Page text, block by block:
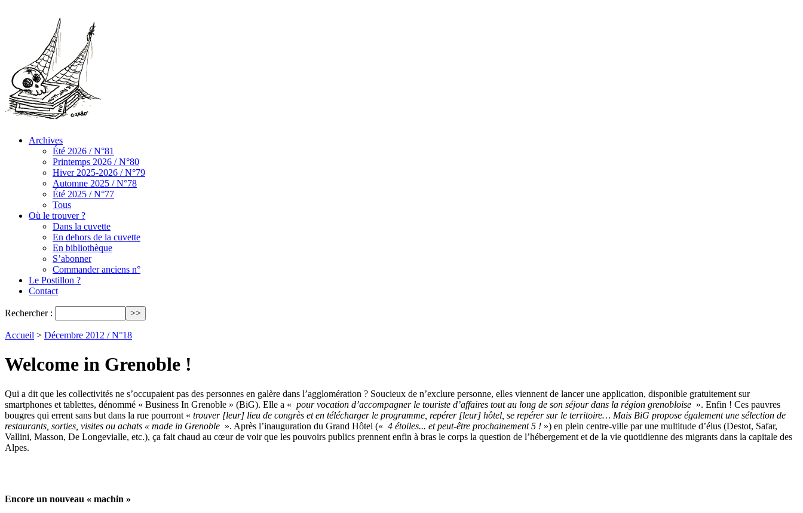
Archives
Été 2026 / N°81
Printemps 2026 / N°80
Hiver 2025-2026 / N°79
Automne 2025 / N°78
Été 2025 / N°77
Tous
Où le trouver ?
Dans la cuvette
En dehors de la cuvette
En bibliothèque
S’abonner
Commander anciens n°
Le Postillon ?
Contact
Rechercher :
Accueil > Décembre 2012 / N°18
Welcome in Grenoble !
Qui a dit que les collectivités ne s’occupaient pas des personnes en galère dans l’agglomération ? Soucieux de n’exclure personne, elles viennent de lancer une application, disponible gratuitement sur
smartphones et tablettes, dénommé « Business In Grenoble » (BiG). Elle a « pour vocation d’accompagner le touriste d’affaires tout au long de son séjour dans la région grenobloise ». Enfin ! Ces pauvres
bougres qui errent sans but dans la rue pourront « trouver [leur] lieu de congrès et en télécharger le programme, repérer [leur] hôtel, se repérer sur le territoire… Mais BiG propose également une sélection de
restaurants, sorties, visites ou achats « made in Grenoble ». Après l’inauguration du Grand Hôtel (« 4 étoiles... et peut-être prochainement 5 ! ») en plein centre-ville par une multitude d’élus (Destot, Safar,
Vallini, Masson, De Longevialle, etc.), ça fait chaud au cœur de voir que les pouvoirs publics prennent enfin à bras le corps la question de l’hébergement et de la vie quotidienne des migrants dans la capitale des
Alpes.
Encore un nouveau « machin »